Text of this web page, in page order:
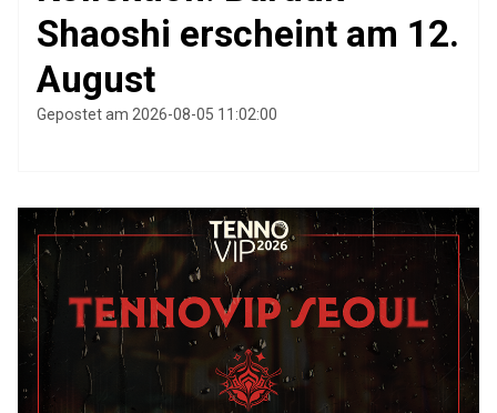
Shaoshi erscheint am 12.
August
Gepostet am 2026-08-05 11:02:00